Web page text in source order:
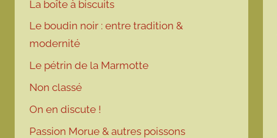
La boîte à biscuits
Le boudin noir : entre tradition &
modernité
Le pétrin de la Marmotte
Non classé
On en discute !
Passion Morue & autres poissons